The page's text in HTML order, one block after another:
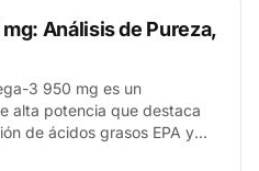
Análisis de Pureza,
3 950 mg es un
alta potencia que destaca
de ácidos grasos EPA y